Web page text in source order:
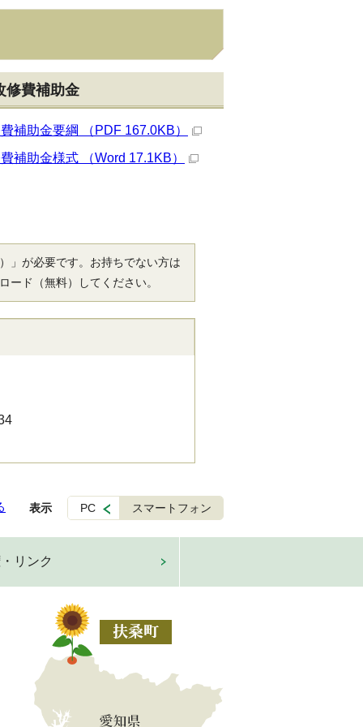
修費補助金
補助金要綱 （PDF 167.0KB）
補助金様式 （Word 17.1KB）
」が必要です。お持ちでない方は
ード（無料）してください。
表示 PC スマートフォン
リンク